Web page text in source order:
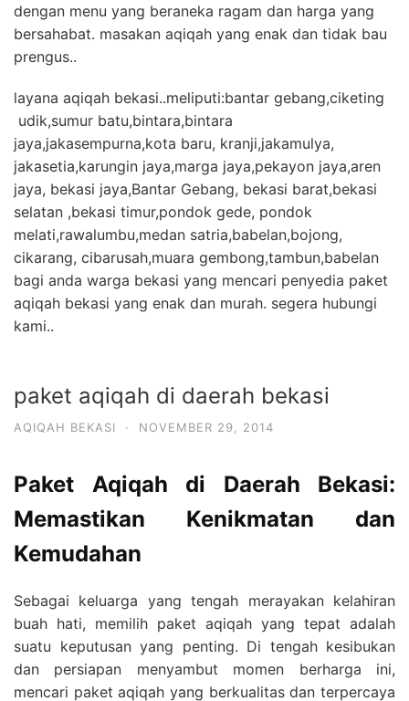
dengan menu yang beraneka ragam dan harga yang
bersahabat. masakan aqiqah yang enak dan tidak bau
prengus..
layana aqiqah bekasi..meliputi:bantar gebang,ciketing
udik,sumur batu,bintara,bintara
jaya,jakasempurna,kota baru, kranji,jakamulya,
jakasetia,karungin jaya,marga jaya,pekayon jaya,aren
jaya, bekasi jaya,Bantar Gebang, bekasi barat,bekasi
selatan ,bekasi timur,pondok gede, pondok
melati,rawalumbu,medan satria,babelan,bojong,
cikarang, cibarusah,muara gembong,tambun,babelan
bagi anda warga bekasi yang mencari penyedia paket
aqiqah bekasi yang enak dan murah. segera hubungi
kami..
paket aqiqah di daerah bekasi
AQIQAH BEKASI · NOVEMBER 29, 2014
Paket Aqiqah di Daerah Bekasi:
Memastikan Kenikmatan dan
Kemudahan
Sebagai keluarga yang tengah merayakan kelahiran
buah hati, memilih paket aqiqah yang tepat adalah
suatu keputusan yang penting. Di tengah kesibukan
dan persiapan menyambut momen berharga ini,
mencari paket aqiqah yang berkualitas dan terpercaya